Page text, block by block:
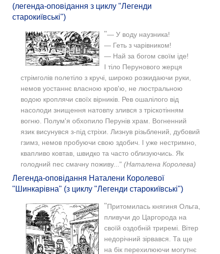
(легенда-оповідання з циклу "Легенди
старокиївські")
"— У воду наузника!
— Геть з чарівником!
— Най за богом своїм іде!
І тіло Перунового жерця
стрімголів полетіло з кручі, широко розкидаючи руки,
немов уостаннє власною кров'ю, не люстральною
водою кроплячи своїх вірників. Рев ошалілого від
насолоди знищення натовпу злився з тріскотінням
вогню. Полум'я обхопило Перунів храм. Вогненний
язик висунувся з-під стріхи. Лизнув різьблений, дубовий
гзимз, немов пробуючи свою здобич. І уже нестримно,
квапливо ковтав, швидко та часто облизуючись. Як
голодний пес смачну поживу..." (Наталена Королева)
Легенда-оповідання Наталени Королевої
"Шинкарівна" (з циклу "Легенди старокиївські")
"Притомилась княгиня Ольга,
пливучи до Царгорода на
своїй оздобній триремі. Вітер
недорічний зірвався. Та ще
на бік перехилюючи могутнє